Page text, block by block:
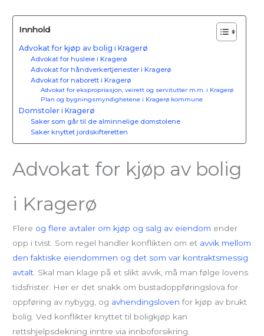
Innhold
Advokat for kjøp av bolig i Kragerø
Advokat for husleie i Kragerø
Advokat for håndverkertjenester i Kragerø
Advokat for naborett i Kragerø
Advokat for ekspropriasjon, veirett og servitutter m.m. i Kragerø
Plan og bygningsmyndighetene i Kragerø kommune
Domstoler i Kragerø
Saker som går til de alminnelige domstolene
Saker knyttet jordskifteretten
Advokat for kjøp av bolig
i Kragerø
Flere og flere avtaler om kjøp og salg av eiendom ender
opp i tvist. Som regel handler konflikten om et avvik mellom
den faktiske eiendommen og det som var kontraktsmessig
avtalt. Skal man klage på et slikt avvik, må man følge lovens
tidsfrister. Her er det snakk om bustadoppføringslova for
oppføring av nybygg, og avhendingsloven for kjøp av brukt
bolig. Ved konflikter knyttet til boligkjøp kan
rettshjelpsdekning inntre via innboforsikring.